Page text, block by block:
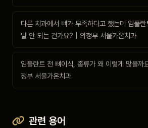
다른 치과에서 뼈가 부족하다고 했는데 임플란
말 안 되는 건가요? | 의정부 서울가온치과
임플란트 전 뼈이식, 종류가 왜 이렇게 많을까
정부 서울가온치과
관련 용어